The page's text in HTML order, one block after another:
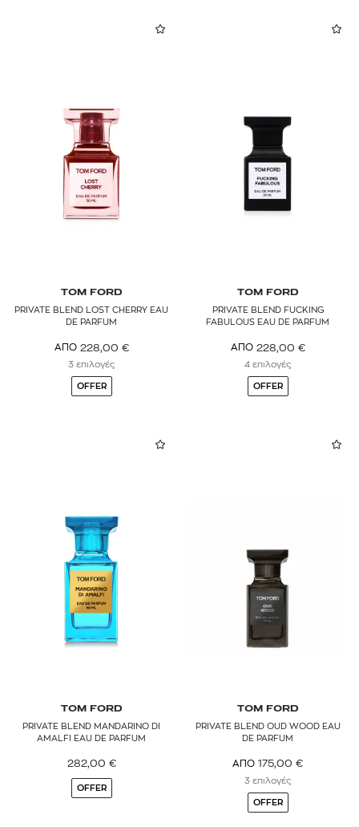
TOM FORD
PRIVATE BLEND LOST CHERRY EAU
DE PARFUM
ΑΠΟ 228,00 €
3 επιλογές
OFFER
TOM FORD
PRIVATE BLEND FUCKING
FABULOUS EAU DE PARFUM
ΑΠΟ 228,00 €
4 επιλογές
OFFER
TOM FORD
PRIVATE BLEND MANDARINO DI
AMALFI EAU DE PARFUM
282,00 €
OFFER
TOM FORD
PRIVATE BLEND OUD WOOD EAU
DE PARFUM
ΑΠΟ 175,00 €
3 επιλογές
OFFER